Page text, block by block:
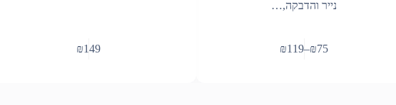
נייר והדבקה,…
₪75
–
₪119
₪149